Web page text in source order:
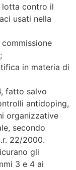
lotta contro il
usati nella
in materia di
fatto salvo
antidoping,
organizzative
secondo
22/2000.
gli
3 e 4 ai